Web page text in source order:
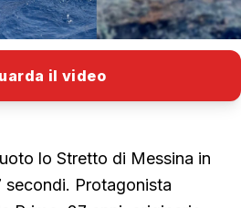
il video
lo Stretto di Messina in
secondi. Protagonista